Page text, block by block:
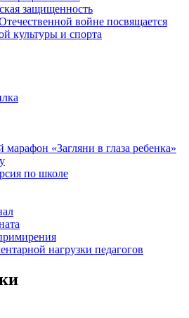
защищенность
войне посвящается
культуры и спорта
марафон «Загляни в глаза ребенка»
по школе
нагрузки педагогов